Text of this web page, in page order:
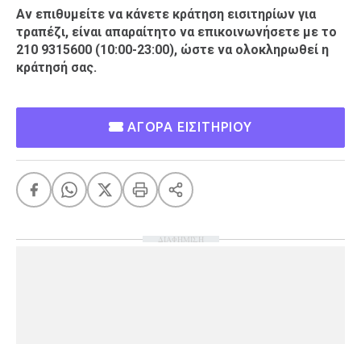
Αν επιθυμείτε να κάνετε κράτηση εισιτηρίων για
τραπέζι, είναι απαραίτητο να επικοινωνήσετε με το
210 9315600 (10:00-23:00), ώστε να ολοκληρωθεί η
κράτησή σας.
ΑΓΟΡΑ ΕΙΣΙΤΗΡΙΟΥ
ΔΙΑΦΗΜΙΣΗ